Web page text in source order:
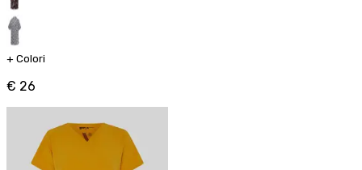
+ Colori
€ 26